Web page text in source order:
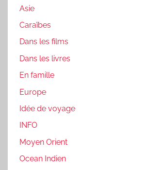
Asie
Caraïbes
Dans les films
Dans les livres
En famille
Europe
Idée de voyage
INFO
Moyen Orient
Ocean Indien